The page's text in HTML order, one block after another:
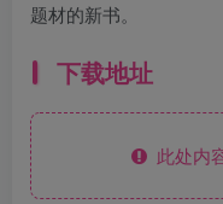
题材的新书。
下载地址
此处内